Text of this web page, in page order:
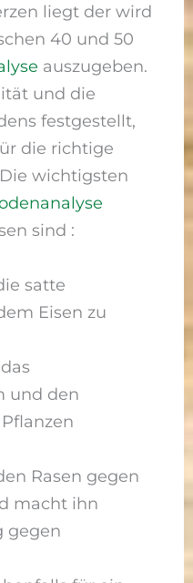
liegt der wird
40 und 50
auszugeben.
und die
festgestellt,
die richtige
wichtigsten
sind :
satte
Eisen zu
und den
Rasen gegen
macht ihn
gegen